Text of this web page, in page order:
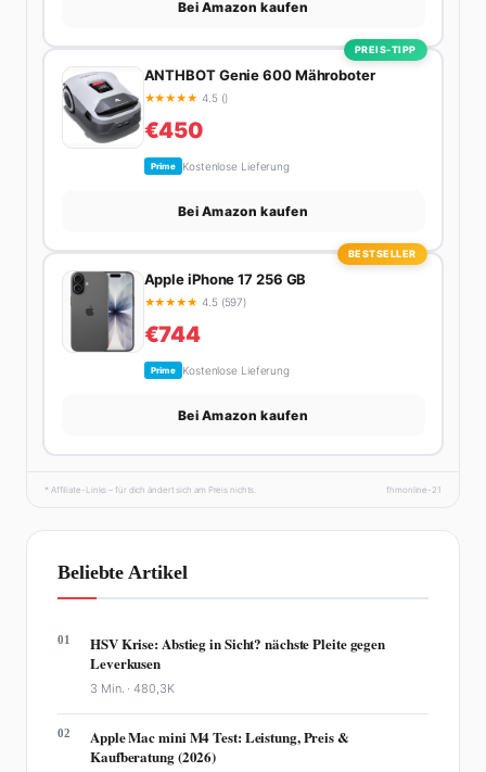
Bei Amazon kaufen
PREIS-TIPP
ANTHBOT Genie 600 Mähroboter
★★★★★ 4.5 ()
€450
Prime Kostenlose Lieferung
Bei Amazon kaufen
BESTSELLER
Apple iPhone 17 256 GB
★★★★★ 4.5 (597)
€744
Prime Kostenlose Lieferung
Bei Amazon kaufen
* Affiliate-Links – für dich ändert sich am Preis nichts. fhmonline-21
Beliebte Artikel
01
HSV Krise: Abstieg in Sicht? nächste Pleite gegen
Leverkusen
3 Min. ·480,3K
02
Apple Mac mini M4 Test: Leistung, Preis &
Kaufberatung (2026)